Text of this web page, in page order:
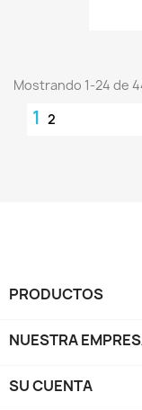
Mostrando 1-24 de
1 2
PRODUCTOS
NUESTRA
SU CUENTA